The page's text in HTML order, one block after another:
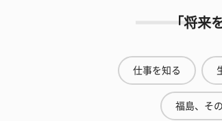
「将来
仕事を知る
福島、そ